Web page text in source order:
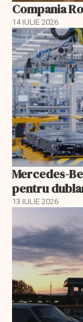
Compania
14 IULIE 2026
Mercedes-
pentru
13 IULIE 2026